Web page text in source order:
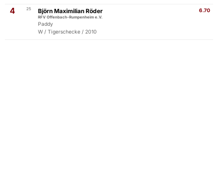
4 25 6.70
Björn Maximilian Röder
RFV Offenbach-Rumpenheim e.V.
Paddy
W / Tigerschecke / 2010